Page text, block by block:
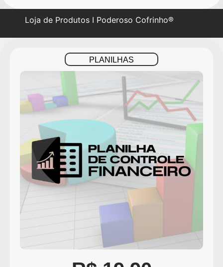
Loja de Produtos I Poderoso Cofrinho®
PLANILHAS